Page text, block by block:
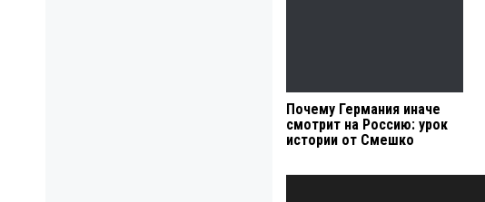
Почему Германия иначе
смотрит на Россию: урок
истории от Смешко
Навигация